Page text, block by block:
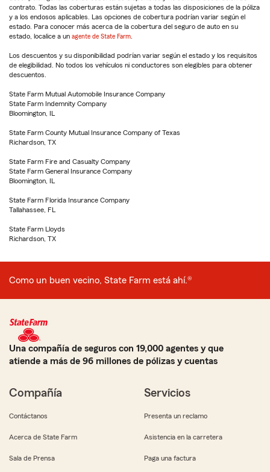
contrato. Todas las coberturas están sujetas a todas las disposiciones de la póliza
y a los endosos aplicables. Las opciones de cobertura podrían variar según el
estado. Para conocer más acerca de la cobertura del seguro de auto en su
estado, localice a un agente de State Farm
Los descuentos y su disponibilidad podrían variar según el estado y los requisitos
de elegibilidad. No todos los vehículos ni conductores son elegibles para obtener
descuentos.
State Farm Mutual Automobile Insurance Company
State Farm Indemnity Company
Bloomington, IL
State Farm County Mutual Insurance Company of Texas
Richardson, TX
State Farm Fire and Casualty Company
State Farm General Insurance Company
Bloomington, IL
State Farm Florida Insurance Company
Tallahassee, FL
State Farm Lloyds
Richardson, TX
Como un buen vecino, State Farm está ahí.®
Una compañía de seguros con 19,000 agentes y que
atiende a más de 96 millones de pólizas y cuentas
Compañía
Contáctanos
Acerca de State Farm
Sala de Prensa
Servicios
Presenta un reclamo
Asistencia en la carretera
Paga una factura